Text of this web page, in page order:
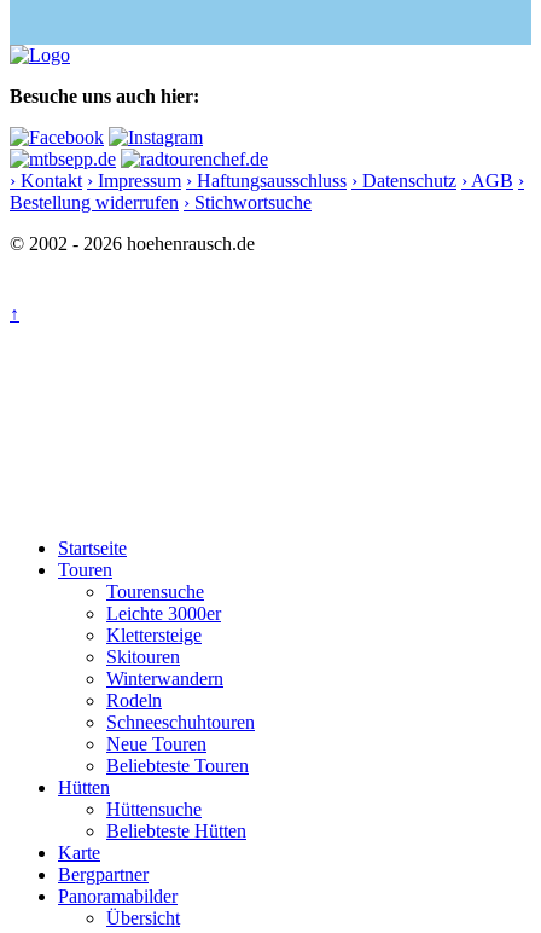
Besuche uns auch hier:
› Kontakt › Impressum › Haftungsausschluss › Datenschutz › AGB ›
Bestellung widerrufen › Stichwortsuche
© 2002 - 2026 hoehenrausch.de
↑
Startseite
Touren
Tourensuche
Leichte 3000er
Klettersteige
Skitouren
Winterwandern
Rodeln
Schneeschuhtouren
Neue Touren
Beliebteste Touren
Hütten
Hüttensuche
Beliebteste Hütten
Karte
Bergpartner
Panoramabilder
Übersicht